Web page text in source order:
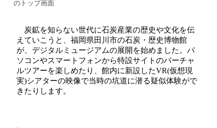
のトップ画面
炭鉱を知らない世代に石炭産業の歴史や文化を伝
えていこうと、福岡県田川市の石炭・歴史博物館
が、デジタルミュージアムの展開を始めました。パ
ソコンやスマートフォンから特設サイトのバーチャ
ルツアーを楽しめたり、館内に新設したVR(仮想現
実)シアターの映像で当時の坑道に潜る疑似体験がで
きたりします。